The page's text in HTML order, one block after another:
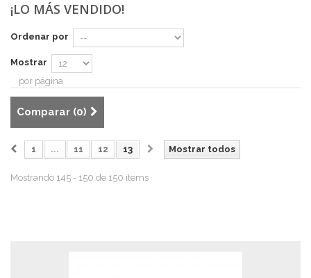
¡LO MÁS VENDIDO!
Ordenar por
Mostrar
por página
Comparar (0)
Mostrar todos
1 ... 11 12 13
Mostrando 145 - 150 de 150 items